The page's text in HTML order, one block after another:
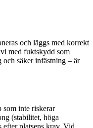
och läggs med korrekt
med fuktskydd som
säker infästning – är
inte riskerar
(stabilitet, höga
platsens krav. Vid